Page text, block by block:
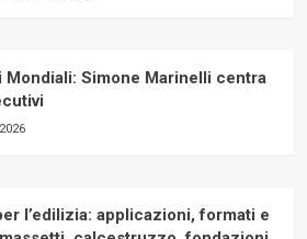
Mondiali: Simone Marinelli centra
l’edilizia: applicazioni, formati e